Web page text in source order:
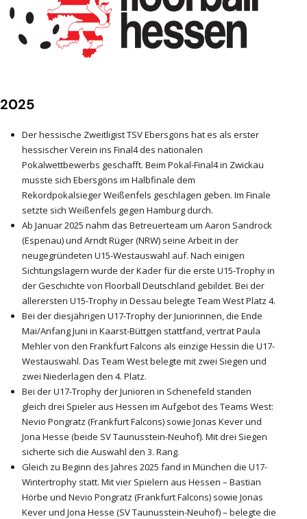
2025
Der hessische Zweitligist TSV Ebersgöns hat es als erster
hessischer Verein ins Final4 des nationalen
Pokalwettbewerbs geschafft. Beim Pokal-Final4 in Zwickau
musste sich Ebersgöns im Halbfinale dem
Rekordpokalsieger Weißenfels geschlagen geben. Im Finale
setzte sich Weißenfels gegen Hamburg durch.
Ab Januar 2025 nahm das Betreuerteam um Aaron Sandrock
(Espenau) und Arndt Rüger (NRW) seine Arbeit in der
neugegründeten U15-Westauswahl auf. Nach einigen
Sichtungslagern wurde der Kader für die erste U15-Trophy in
der Geschichte von Floorball Deutschland gebildet. Bei der
allerersten U15-Trophy in Dessau belegte Team West Platz 4.
Bei der diesjährigen U17-Trophy der Juniorinnen, die Ende
Mai/Anfang Juni in Kaarst-Büttgen stattfand, vertrat Paula
Mehler von den Frankfurt Falcons als einzige Hessin die U17-
Westauswahl. Das Team West belegte mit zwei Siegen und
zwei Niederlagen den 4. Platz.
Bei der U17-Trophy der Junioren in Schenefeld standen
gleich drei Spieler aus Hessen im Aufgebot des Teams West:
Nevio Pongratz (Frankfurt Falcons) sowie Jonas Kever und
Jona Hesse (beide SV Taunusstein-Neuhof). Mit drei Siegen
sicherte sich die Auswahl den 3. Rang.
Gleich zu Beginn des Jahres 2025 fand in München die U17-
Wintertrophy statt. Mit vier Spielern aus Hessen – Bastian
Hörbe und Nevio Pongratz (Frankfurt Falcons) sowie Jonas
Kever und Jona Hesse (SV Taunusstein-Neuhof) – belegte die